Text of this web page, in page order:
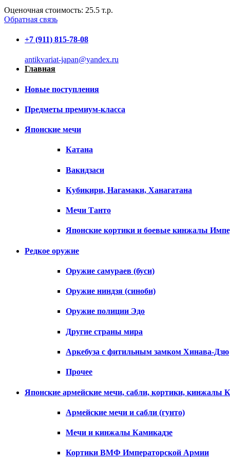
Оценочная стоимость: 25.5 т.р.
Обратная связь
+7 (911) 815-78-08
antikvariat-japan@yandex.ru
Главная
Новые поступления
Предметы премиум-класса
Японские мечи
Катана
Вакидзаси
Кубикири, Нагамаки, Ханагатана
Мечи Танто
Японские кортики и боевые кинжалы
Редкое оружие
Оружие самураев (буси)
Оружие ниндзя (синоби)
Оружие полиции Эдо
Другие страны мира
Аркебуза с фитильным замком Хинава-Дзю
Прочее
Японские армейские мечи, сабли, кортики, кинжалы
Армейские мечи и сабли (гунто)
Мечи и кинжалы Камикадзе
Кортики ВМФ Императорской Армии